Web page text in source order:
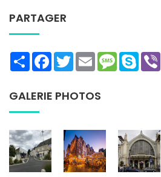
PARTAGER
ShareFacebookTwitterEmailMessage
Skype
GALERIE PHOTOS